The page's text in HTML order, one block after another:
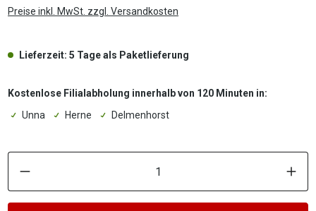
Preise inkl. MwSt. zzgl. Versandkosten
Lieferzeit: 5 Tage als Paketlieferung
Kostenlose Filialabholung innerhalb von 120 Minuten in:
Unna
Herne Delmenhorst